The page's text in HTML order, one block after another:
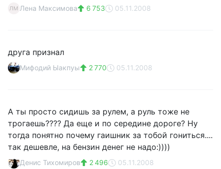
ЛМ Лена Максимова 6 753 05.11.2008
друга признал
Мифодий Ыакпуы 2 770 05.11.2008
А ты просто сидишь за рулем, а руль тоже не
трогаешь???? Да еще и по середине дороге? Ну
тогда понятно почему гаишник за тобой гониться....
так дешевле, на бензин денег не надо:))))
Денис Тихомиров 2 496 05.11.2008